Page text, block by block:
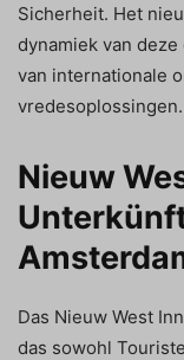
Sicherheit. Het
dynamiek van
van internationale
vredesoplossingen.
Nieuw
Das Nieuw West
das sowohl